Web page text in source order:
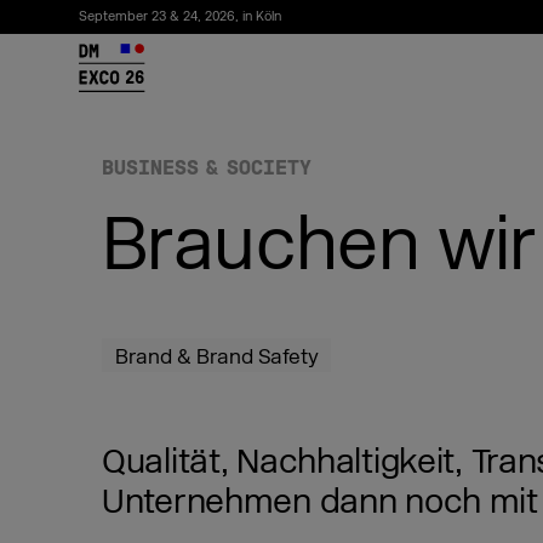
September 23 & 24, 2026, in Köln
26
BUSINESS & SOCIETY
Brauchen
Brand & Brand Safety
Qualität, Nachhaltigkeit,
Unternehmen dann noch